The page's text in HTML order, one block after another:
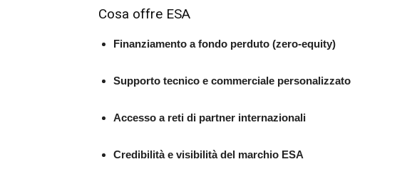
Cosa offre ESA
Finanziamento a fondo perduto (zero-equity)
Supporto tecnico e commerciale personalizzato
Accesso a reti di partner internazionali
Credibilità e visibilità del marchio ESA